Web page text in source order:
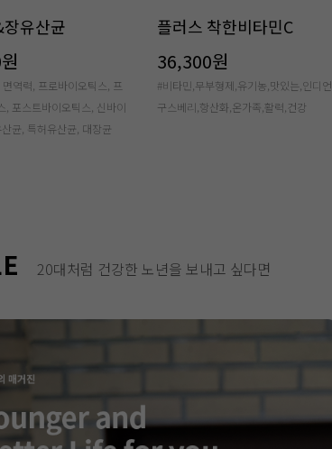
젠푸드
,파이토젠,활성산소,면역,활
물영양소,온가족
뼈건강 칼마디
43,500원
#칼슘, 마그네슘, 비타민D, 망간, 식물성,
해수, 골다공증, 초유, 비타민K, 비타민K2
20대처럼 건강한 노년을 보내고 싶다면